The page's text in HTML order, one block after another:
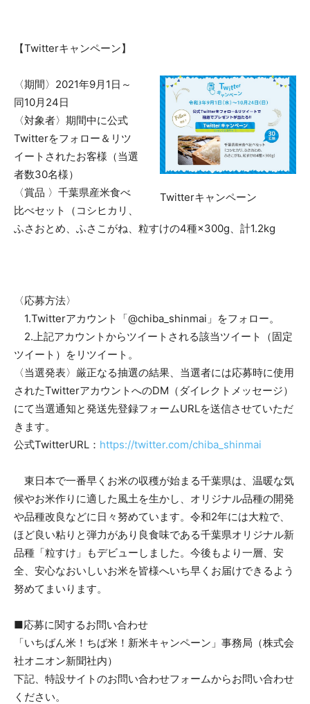
【Twitterキャンペーン】
Twitterキャンペーン
〈期間〉2021年9月1日～
同10月24日
〈対象者〉期間中に公式
Twitterをフォロー＆リツ
イートされたお客様（当選
者数30名様）
〈賞品 〉千葉県産米食べ
比べセット（コシヒカリ、
ふさおとめ、ふさこがね、粒すけの4種×300g、計1.2kg
〈応募方法〉
1.Twitterアカウント「@chiba_shinmai」をフォロー。
2.上記アカウントからツイートされる該当ツイート（固定
ツイート）をリツイート。
〈当選発表〉厳正なる抽選の結果、当選者には応募時に使用
されたTwitterアカウントへのDM（ダイレクトメッセージ）
にて当選通知と発送先登録フォームURLを送信させていただ
きます。
公式TwitterURL： https://twitter.com/chiba_shinmai
東日本で一番早くお米の収穫が始まる​千葉県は、温暖な気
候やお米作りに適した風土を生かし、オリジナル品種の開発
や品種改良などに日々努めています。令和2年には大粒で、
ほど良い粘りと弾力があり良食味である千葉県オリジナル新
品種「粒すけ」もデビューしました。今後もより一層、安
全、安心なおいしいお米を皆様へいち早くお届けできるよう
努めてまいります。
■応募に関するお問い合わせ
「いちばん米！ちば米！新米キャンペーン」事務局（株式会
社オニオン新聞社内）
下記、特設サイトのお問い合わせフォームからお問い合わせ
ください。